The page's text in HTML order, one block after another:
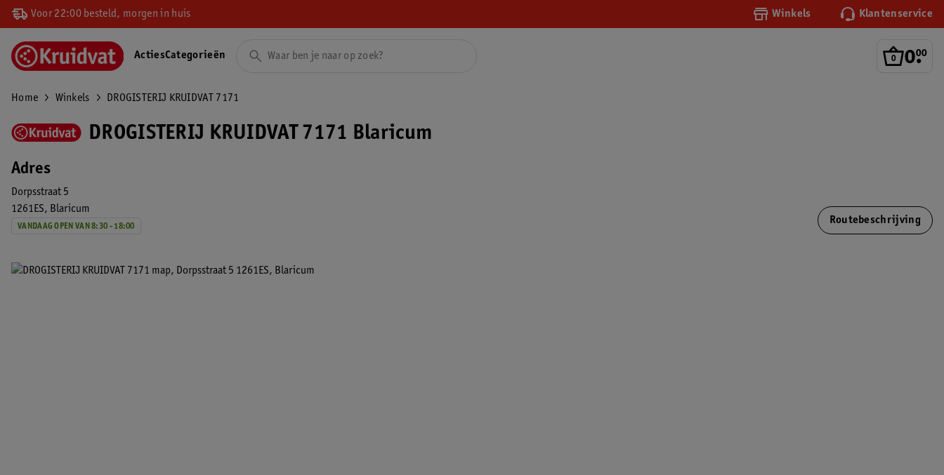
Voor 22:00 besteld, morgen in huis Winkels Klantenservice
0.
00
ActiesCategorieën
Home Winkels DROGISTERIJ KRUIDVAT 7171
DROGISTERIJ KRUIDVAT 7171 Blaricum
Adres
Dorpsstraat 5
1261ES
Blaricum
VANDAAG OPEN VAN 8:30 - 18:00
Routebeschrijving